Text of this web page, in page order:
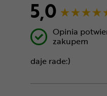
5,0
Opinia
zakupem
daje rade:)